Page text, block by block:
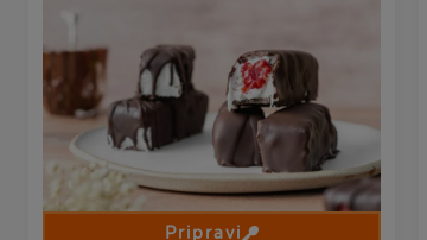
Pripravi